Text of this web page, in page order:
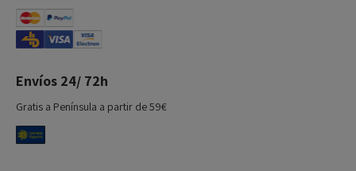
Envíos 24/ 72h
Gratis a Península a partir de 59€